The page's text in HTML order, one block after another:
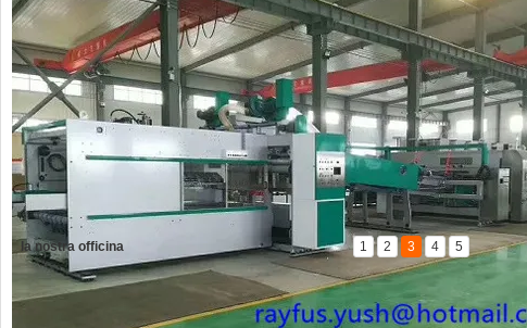
1 2 3 4 5
la nostra officina
Il